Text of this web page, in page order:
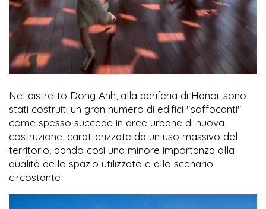
Nel distretto Dong Anh, alla periferia di Hanoi, sono
stati costruiti un gran numero di edifici "soffocanti"
come spesso succede in aree urbane di nuova
costruzione, caratterizzate da un uso massivo del
territorio, dando così una minore importanza alla
qualità dello spazio utilizzato e allo scenario
circostante